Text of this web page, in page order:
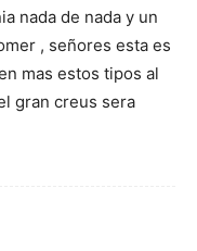
nada de nada y un
, señores esta es
mas estos tipos al
gran creus sera